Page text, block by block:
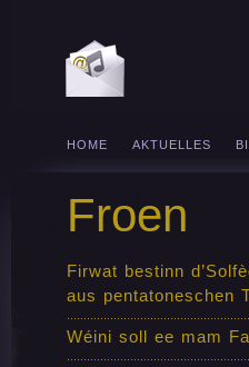
HOME AKTUELLES
Froen
Firwat bestinn
aus pentatoneschen
Wéini soll ee mam